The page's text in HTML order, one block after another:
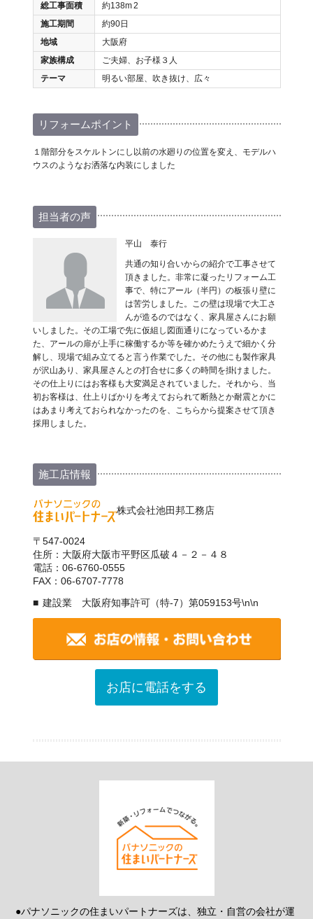
総工事面積
約138m2
施工期間
約90日
地域
大阪府
家族構成
ご夫婦、お子様３人
テーマ
明るい部屋、吹き抜け、広々
リフォームポイント
１階部分をスケルトンにし以前の水廻りの位置を変え、モデルハ
ウスのようなお洒落な内装にしました
担当者の声
平山 泰行
共通の知り合いからの紹介で工事させて
頂きました。非常に凝ったリフォーム工
事で、特にアール（半円）の板張り壁に
は苦労しました。この壁は現場で大工さ
んが造るのではなく、家具屋さんにお願
いしました。その工場で先に仮組し図面通りになっているかま
た、アールの扉が上手に稼働するか等を確かめたうえで細かく分
解し、現場で組み立てると言う作業でした。その他にも製作家具
が沢山あり、家具屋さんとの打合せに多くの時間を掛けました。
その仕上りにはお客様も大変満足されていました。それから、当
初お客様は、仕上りばかりを考えておられて断熱とか耐震とかに
はあまり考えておられなかったのを、こちらから提案させて頂き
採用しました。
施工店情報
株式会社池田邦工務店
〒547-0024
住所：大阪府大阪市平野区瓜破４－２－４８
電話：06-6760-0555
FAX：06-6707-7778
建設業 大阪府知事許可（特-7）第059153号\n\n
お店に電話をする
●パナソニックの住まいパートナーズは、独立・自営の会社が運